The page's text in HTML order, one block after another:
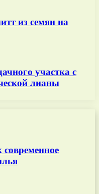
из семян на
участка с
лианы